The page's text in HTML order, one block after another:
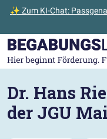
✨ Zum KI-Chat:
Zum Hauptinhalt der
Zur Startseite gehen
Dr. Hans
der JGU